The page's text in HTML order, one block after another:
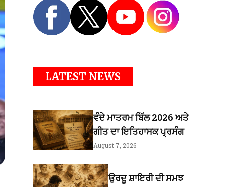
LATEST NEWS
ਵੰਦੇ ਮਾਤਰਮ ਬਿੱਲ 2026 ਅਤੇ
ਗੀਤ ਦਾ ਇਤਿਹਾਸਕ ਪ੍ਰਸੰਗ
August 7, 2026
ਉਰਦੂ ਸ਼ਾਇਰੀ ਦੀ ਸਮਝ